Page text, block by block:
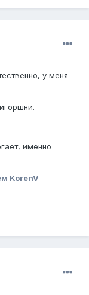
у меня
именно
KorenV